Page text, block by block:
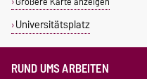
Universitätsplatz
RUND UMS ARBEITEN